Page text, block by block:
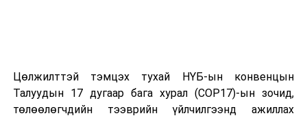
Цөлжилттэй тэмцэх тухай НҮБ-ын конвенцын
Талуудын 17 дугаар бага хурал (COP17)-ын зочид,
төлөөлөгчдийн тээврийн үйлчилгээнд ажиллах